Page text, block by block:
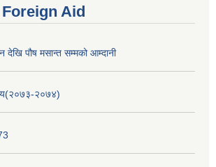
Aid
देखि पौष मसान्त सम्मको आम्दानी
२०७४)